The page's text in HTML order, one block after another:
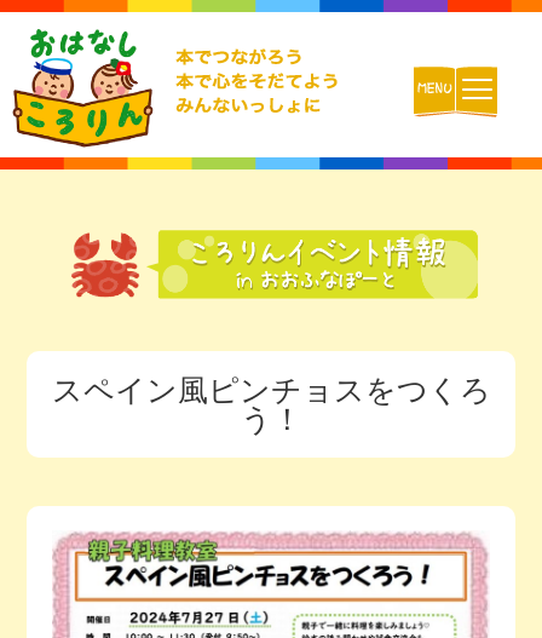
おはなしころりんとは
チームの紹介
活動報告ブログ
今月の予定
スペイン風ピンチョスをつくろ
う！